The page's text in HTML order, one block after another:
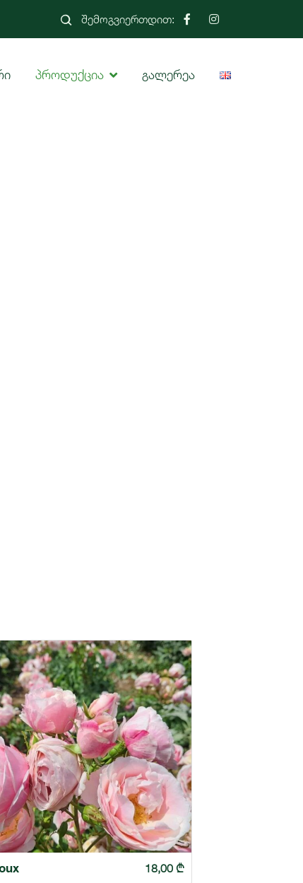
შემოგვიერთდით:
პროდუქცია გალერეა
18,00₾